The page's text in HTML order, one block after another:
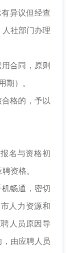
异议但经查
社部门办理
合同，原则
期）。
格的，予以
名与资格初
资格。
畅通，密切
人力资源和
人员原因导
由应聘人员